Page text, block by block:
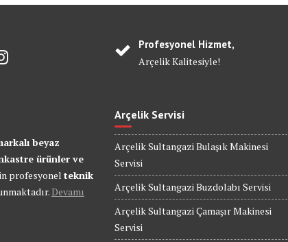
Profesyonel Hizmet,
Arçelik Kalitesiyle!
beyaz
ürünler ve
profesyonel teknik
Devamı
Arçelik Servisi
Arçelik Sultangazi Bulaşık Makinesi
Servisi
Arçelik Sultangazi Buzdolabı Servisi
Arçelik Sultangazi Çamaşır Makinesi
Servisi